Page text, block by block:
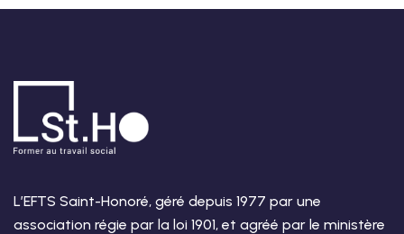
L’EFTS Saint-Honoré, géré depuis 1977 par une
association régie par la loi 1901, et agréé par le ministère